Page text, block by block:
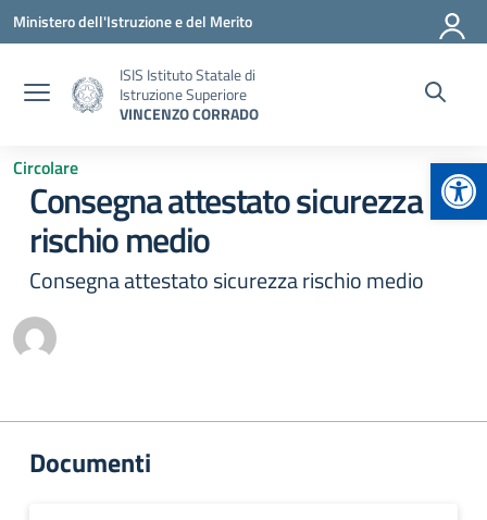
Vai ai contenuti
Vai al menu di navigazione
Vai al footer
Ministero dell'Istruzione e del Merito
ISIS Istituto Statale di
Istruzione Superiore
VINCENZO CORRADO
Circolare
Consegna attestato sicurezza
rischio medio
Consegna attestato sicurezza rischio medio
Documenti